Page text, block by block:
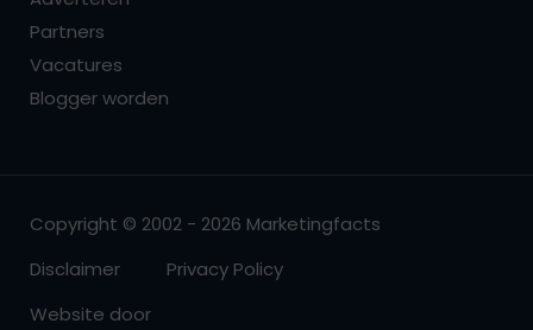
Partners
Vacatures
Blogger worden
Copyright © 2002 - 2026 Marketingfacts
Disclaimer
Privacy Policy
Website door